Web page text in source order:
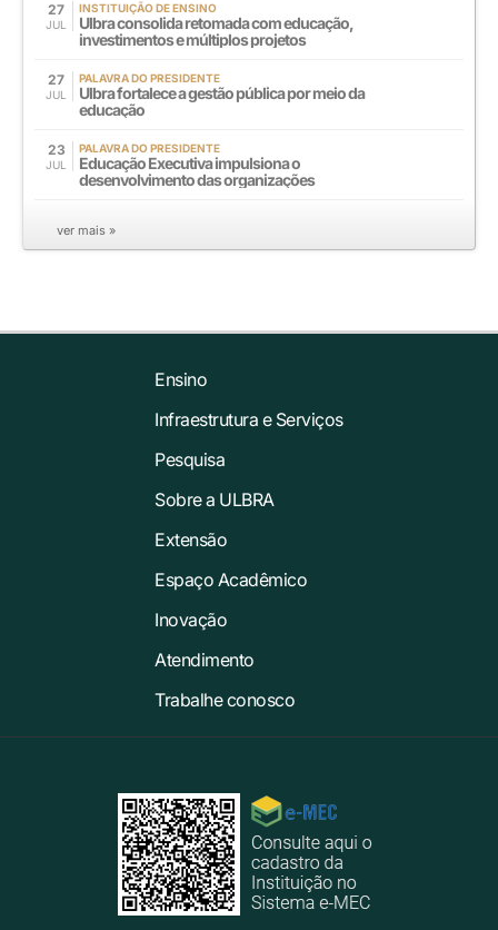
27
JUL
INSTITUIÇÃO DE ENSINO
Ulbra consolida retomada com educação,
investimentos e múltiplos projetos
27
JUL
PALAVRA DO PRESIDENTE
Ulbra fortalece a gestão pública por meio da
educação
23
JUL
PALAVRA DO PRESIDENTE
Educação Executiva impulsiona o
desenvolvimento das organizações
ver mais »
Ensino
Infraestrutura e Serviços
Pesquisa
Sobre a ULBRA
Extensão
Espaço Acadêmico
Inovação
Atendimento
Trabalhe conosco